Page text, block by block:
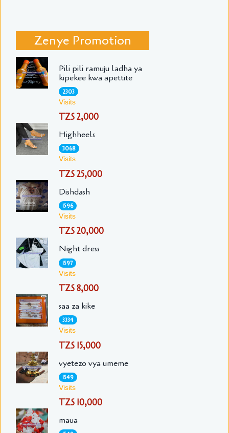
Zenye Promotion
Pili pili ramuju ladha ya
kipekee kwa apettite
2303
Visits
TZS 2,000
Highheels
3068
Visits
TZS 25,000
Dishdash
1596
Visits
TZS 20,000
Night dress
1597
Visits
TZS 8,000
saa za kike
3334
Visits
TZS 15,000
vyetezo vya umeme
1549
Visits
TZS 10,000
maua